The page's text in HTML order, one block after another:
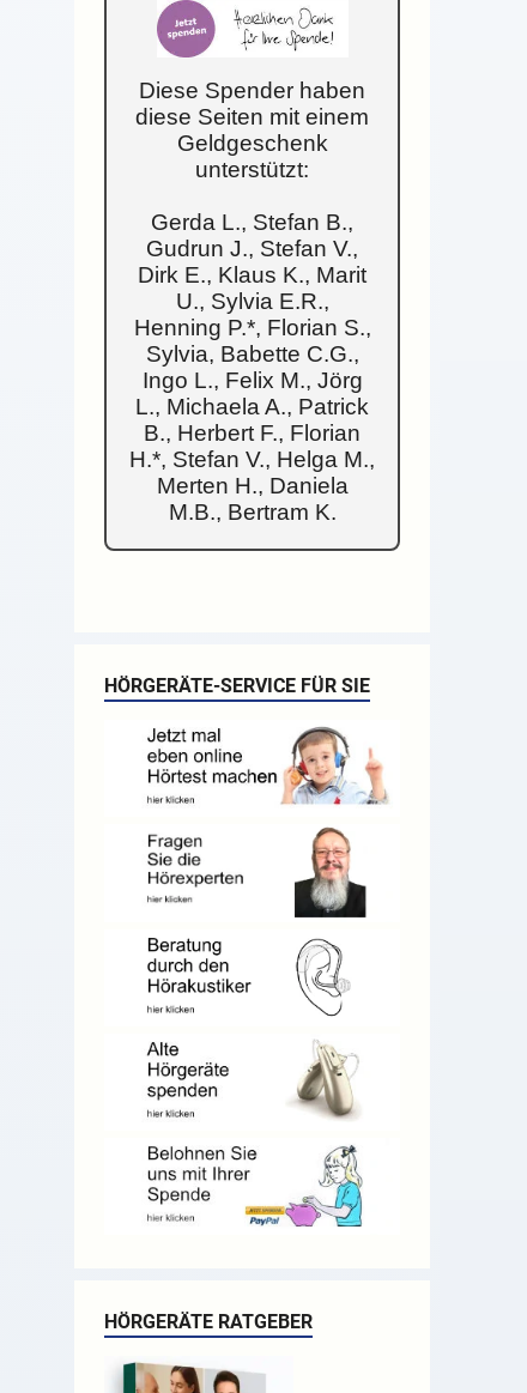
Diese Spender haben
diese Seiten mit einem
Geldgeschenk
unterstützt:
Gerda L., Stefan B.,
Gudrun J., Stefan V.,
Dirk E., Klaus K., Marit
U., Sylvia E.R.,
Henning P.*, Florian S.,
Sylvia, Babette C.G.,
Ingo L., Felix M., Jörg
L., Michaela A., Patrick
B., Herbert F., Florian
H.*, Stefan V., Helga M.,
Merten H., Daniela
M.B., Bertram K.
HÖRGERÄTE-SERVICE FÜR SIE
HÖRGERÄTE RATGEBER